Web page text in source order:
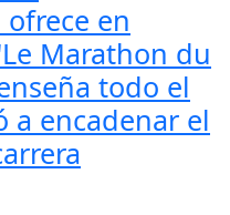
ofrece en
Marathon du
todo el
a encadenar el